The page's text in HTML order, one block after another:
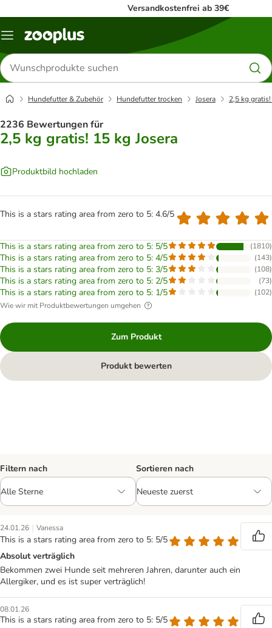
Versandkostenfrei ab 39€
Menü
Produkte
suchen
Hundefutter & Zubehör Hundefutter trocken Josera 2,5 kg
2236 Bewertungen für
2,5 kg gratis! 15 kg Josera
Produktbild hochladen
This is a stars rating area from zero to 5: 4.6/5
This is a stars rating area from zero to 5: 5/5 (1810)
This is a stars rating area from zero to 5: 4/5 (143)
This is a stars rating area from zero to 5: 3/5 (108)
This is a stars rating area from zero to 5: 2/5 (73)
This is a stars rating area from zero to 5: 1/5 (102)
Wie wir mit Produktbewertungen umgehen
Zum Produkt
Produkt bewerten
Filtern nach Sortieren nach
24.01.26 | Vanessa
This is a stars rating area from zero to 5: 5/5
Absolut verträglich
Bekommen zwei Hunde seit mehreren Jahren, darunter auch ein
Allergiker, und es ist super verträglich!
08.01.26
This is a stars rating area from zero to 5: 5/5